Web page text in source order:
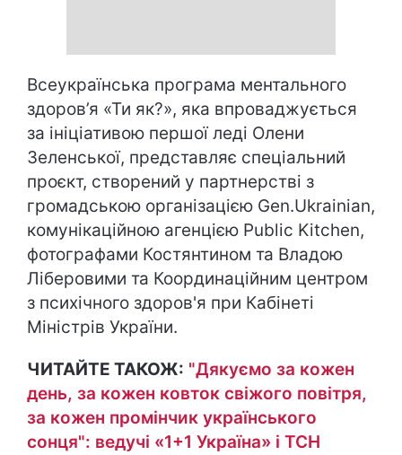
Всеукраїнська програма ментального
здоров’я «Ти як?», яка впроваджується
за ініціативою першої леді Олени
Зеленської, представляє спеціальний
проєкт, створений у партнерстві з
громадською організацією Gen.Ukrainian,
комунікаційною агенцією Public Kitchen,
фотографами Костянтином та Владою
Ліберовими та Координаційним центром
з психічного здоров'я при Кабінеті
Міністрів України.
ЧИТАЙТЕ ТАКОЖ: "Дякуємо за кожен
день, за кожен ковток свіжого повітря,
за кожен промінчик українського
сонця": ведучі «1+1 Україна» і ТСН